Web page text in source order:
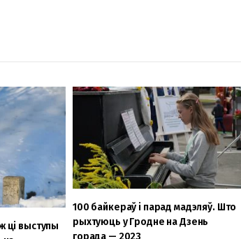
ці выступы
100 байкераў і парад мадэляў. Што
рыхтуюць у Гродне на Дзень